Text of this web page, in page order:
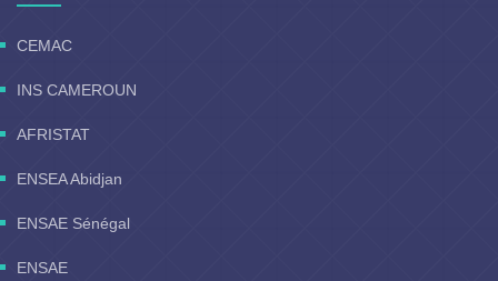
CEMAC
INS CAMEROUN
AFRISTAT
ENSEA Abidjan
ENSAE Sénégal
ENSAE